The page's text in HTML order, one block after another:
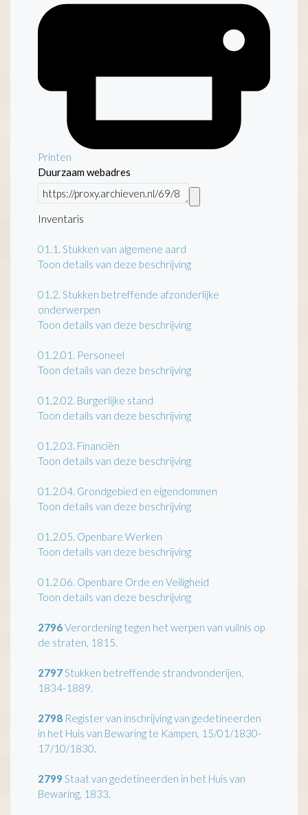
Printen
Duurzaam webadres
Inventaris
01.1. Stukken van algemene aard
Toon details van deze beschrijving
01.2. Stukken betreffende afzonderlijke
onderwerpen
Toon details van deze beschrijving
01.2.01.
Personeel
Toon details van deze beschrijving
01.2.02. Burgerlijke stand
Toon details van deze beschrijving
01.2.03. Financiën
Toon details van deze beschrijving
01.2.04. Grondgebied en eigendommen
Toon details van deze beschrijving
01.2.05. Openbare Werken
Toon details van deze beschrijving
01.2.06. Openbare Orde en Veiligheid
Toon details van deze beschrijving
2796Verordening tegen het werpen van vuilnis op
de straten, 1815.
2797 Stukken betreffende strandvonderijen,
1834-1889.
2798 Register van inschrijving van gedetineerden
in het Huis van Bewaring te Kampen, 15/01/1830-
17/10/1830.
2799 Staat van gedetineerden in het Huis van
Bewaring, 1833.